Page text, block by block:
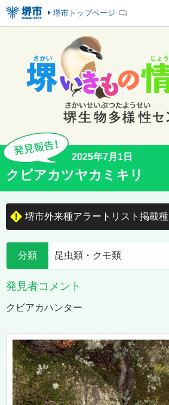
堺市トップページ
2025年7月1日
クビアカツヤカミキリ
堺市外来種アラートリスト掲載種
分類 昆虫類・クモ類
発見者コメント
クビアカハンター